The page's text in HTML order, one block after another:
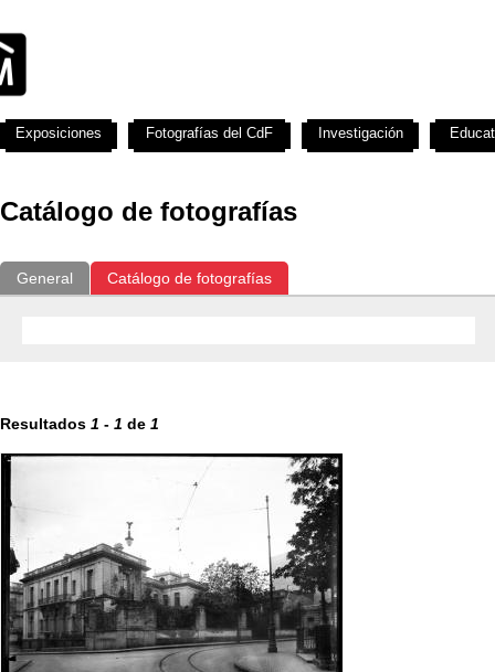
Catálogo de fotografías
General Catálogo de fotografías
Resultados 1 - 1 de 1
Exposiciones Fotografías del CdF Investigación